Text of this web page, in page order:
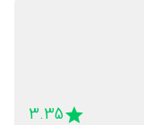
3.35